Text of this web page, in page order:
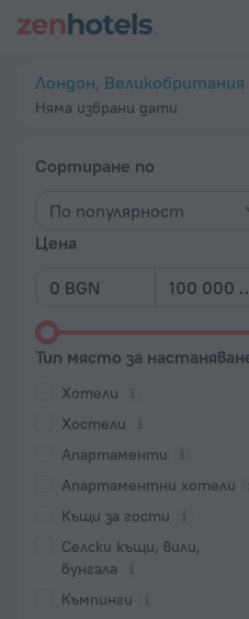
Лондон, Великобритания
Няма избрани дати
Сортиране по
По популярност
Цена
Тип място за
Хотели
Хостели
Апартаменти
Апартаментни хотели
Къщи за гости
Селски къщи, вили,
бунгала
Къмпинги
20-те най-добри Хотели в